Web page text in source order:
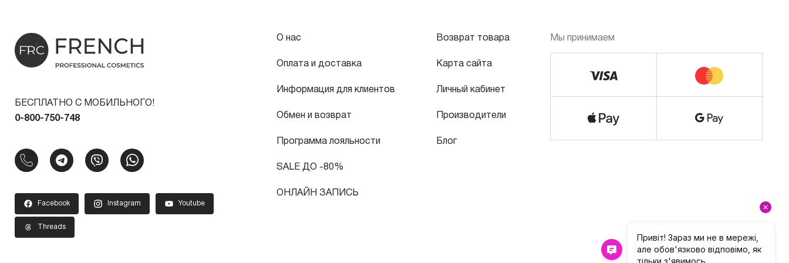
БЕСПЛАТНО С МОБИЛЬНОГО!
0-800-750-748
Facebook Instagram Youtube
Threads
О нас
Оплата и доставка
Информация для клиентов
Обмен и возврат
Программа лояльности
SALE ДО -80%
ОНЛАЙН ЗАПИСЬ
Возврат товара
Карта сайта
Личный кабинет
Производители
Блог
Мы принимаем